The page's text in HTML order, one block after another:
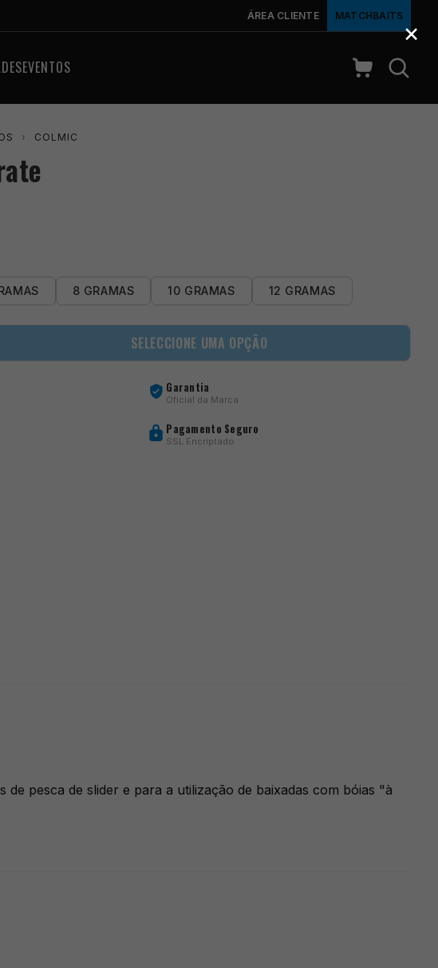
ÁREA CLIENTE MATCHBAITS
EVENTOS
› COLMIC
8 GRAMAS 10 GRAMAS 12 GRAMAS
SELECCIONE UMA OPÇÃO
Garantia
Oficial da Marca
Pagamento Seguro
SSL Encriptado
pesca de slider e para a utilização de baixadas com bóias "à
×